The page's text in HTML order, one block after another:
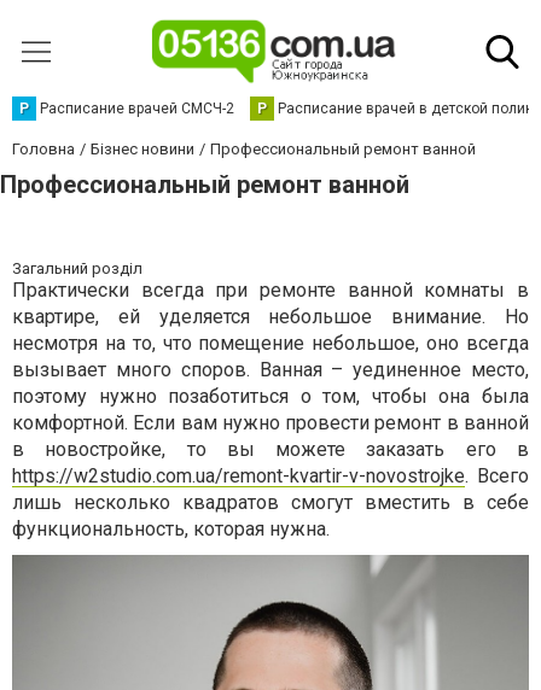
Р Расписание врачей СМСЧ-2 Р Расписание врачей в детской
Головна Бізнес новини Профессиональный ремонт ванной
Профессиональный ремонт ванной
Загальний розділ
Практически всегда при ремонте ванной комнаты в
квартире, ей уделяется небольшое внимание. Но
несмотря на то, что помещение небольшое, оно всегда
вызывает много споров. Ванная – уединенное место,
поэтому нужно позаботиться о том, чтобы она была
комфортной. Если вам нужно провести ремонт в ванной
в новостройке, то вы можете заказать его в
https://w2studio.com.ua/remont-kvartir-v-novostrojke. Всего
лишь несколько квадратов смогут вместить в себе
функциональность, которая нужна.